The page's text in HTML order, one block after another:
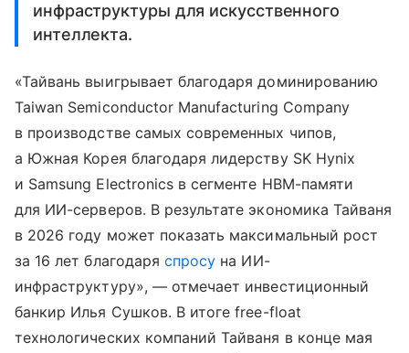
инфраструктуры для искусственного
интеллекта.
«Тайвань выигрывает благодаря доминированию
Taiwan Semiconductor Manufacturing Company
в производстве самых современных чипов,
а Южная Корея благодаря лидерству SK Hynix
и Samsung Electronics в сегменте HBM-памяти
для ИИ-серверов. В результате экономика Тайваня
в 2026 году может показать максимальный рост
за 16 лет благодаря спросу на ИИ-
инфраструктуру», — отмечает инвестиционный
банкир Илья Сушков. В итоге free-float
технологических компаний Тайваня в конце мая